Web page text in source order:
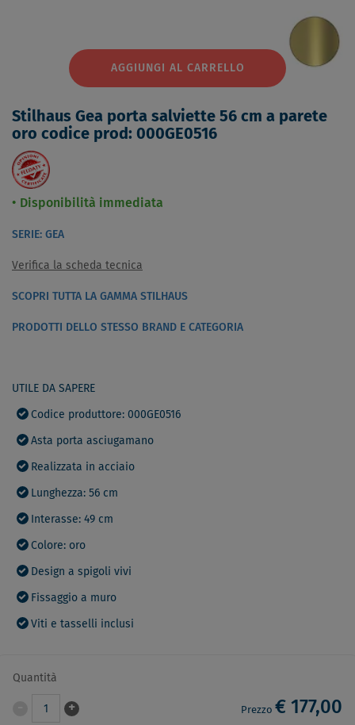
AGGIUNGI AL CARRELLO
Stilhaus Gea porta salviette 56 cm a parete
oro codice prod: 000GE0516
Disponibilità immediata
SERIE: GEA
Verifica la scheda tecnica
SCOPRI TUTTA LA GAMMA STILHAUS
PRODOTTI DELLO STESSO BRAND E CATEGORIA
UTILE DA SAPERE
Codice produttore: 000GE0516
Asta porta asciugamano
Realizzata in acciaio
Lunghezza: 56 cm
Interasse: 49 cm
Colore: oro
Design a spigoli vivi
Fissaggio a muro
Viti e tasselli inclusi
Quantità
1 + Prezzo € 177,00